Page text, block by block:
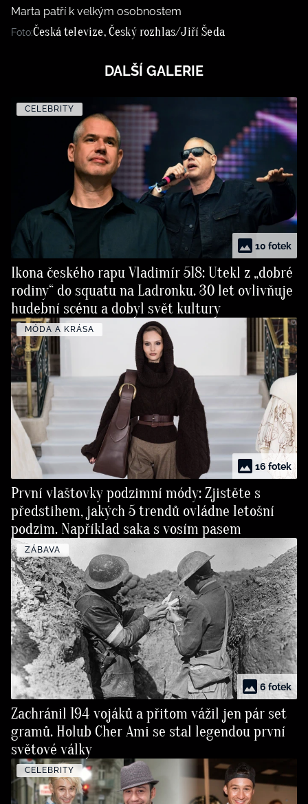
Marta patří k velkým osobnostem
Foto:Česká televize, Český rozhlas/Jiří Šeda
DALŠÍ GALERIE
CELEBRITY
10 fotek
Ikona českého rapu Vladimír 518: Utekl z „dobré
rodiny“ do squatu na Ladronku. 30 let ovlivňuje
hudební scénu a dobyl svět kultury
MÓDA A KRÁSA
16 fotek
První vlaštovky podzimní módy: Zjistěte s
předstihem, jakých 5 trendů ovládne letošní
podzim. Například saka s vosím pasem
ZÁBAVA
6 fotek
Zachránil 194 vojáků a přitom vážil jen pár set
gramů. Holub Cher Ami se stal legendou první
světové války
CELEBRITY